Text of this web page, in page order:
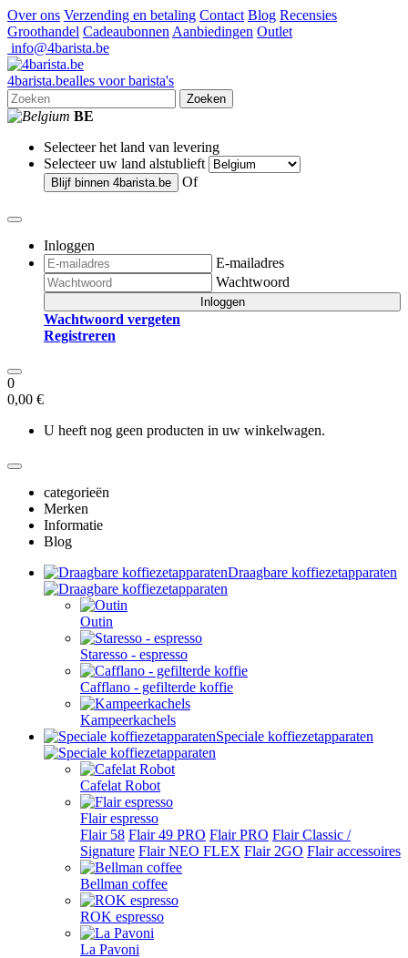
Over ons Verzending en betaling Contact Blog Recensies
Groothandel Cadeaubonnen Aanbiedingen Outlet
info@4barista.be
4barista.bealles voor barista's
Zoeken
BE
Selecteer het land van levering
Selecteer uw land alstublieft
Blijf binnen 4barista.be Of
Inloggen
E-mailadres
Wachtwoord
Inloggen
Wachtwoord vergeten
Registreren
0
0,00 €
U heeft nog geen producten in uw winkelwagen.
categorieën
Merken
Informatie
Blog
Draagbare koffiezetapparaten
Outin
Staresso - espresso
Cafflano - gefilterde koffie
Kampeerkachels
Speciale koffiezetapparaten
Cafelat Robot
Flair espresso
Flair 58 Flair 49 PRO Flair PRO Flair Classic /
Signature Flair NEO FLEX Flair 2GO Flair accessoires
Bellman coffee
ROK espresso
La Pavoni